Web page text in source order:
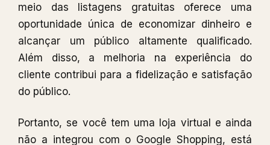
meio das listagens gratuitas oferece uma
oportunidade única de economizar dinheiro e
alcançar um público altamente qualificado.
Além disso, a melhoria na experiência do
cliente contribui para a fidelização e satisfação
do público.
Portanto, se você tem uma loja virtual e ainda
não a integrou com o Google Shopping, está